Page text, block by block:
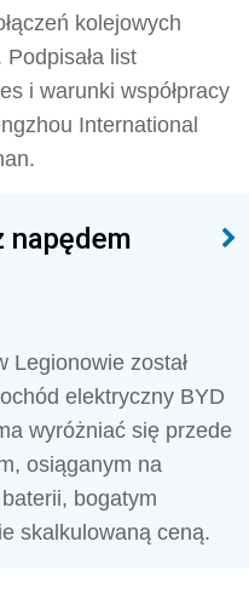
kolejowych
list
i warunki współpracy
International
napędem
Legionowie został
elektryczny BYD
wyróżniać się przede
osiąganym na
bogatym
skalkulowaną ceną.